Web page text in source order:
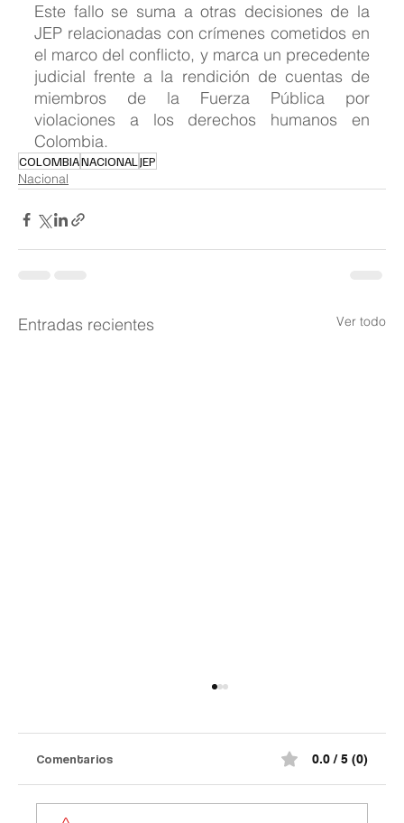
Este fallo se suma a otras decisiones de la
JEP relacionadas con crímenes cometidos en
el marco del conflicto, y marca un precedente
judicial frente a la rendición de cuentas de
miembros de la Fuerza Pública por
violaciones a los derechos humanos en
Colombia.
COLOMBIANACIONAL JEP
Nacional
Entradas recientes Ver todo
Comentarios 0.0 / 5 (0)